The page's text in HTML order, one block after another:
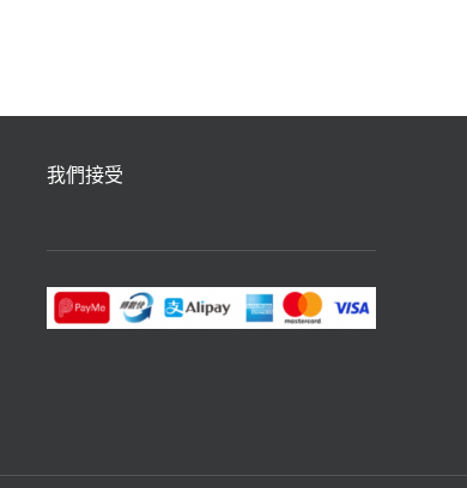
我們接受